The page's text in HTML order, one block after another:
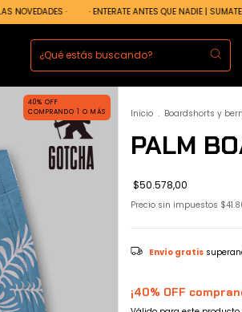
· ENTERATE ANTES QUE NADIE | SUMATE A NUESTRO
40% OFF
COMPRANDO 1 O MÁS
Inicio . Boardshorts y
PALM
$50.578,00
Precio sin impuestos
Envío gratis
¡40% OFF